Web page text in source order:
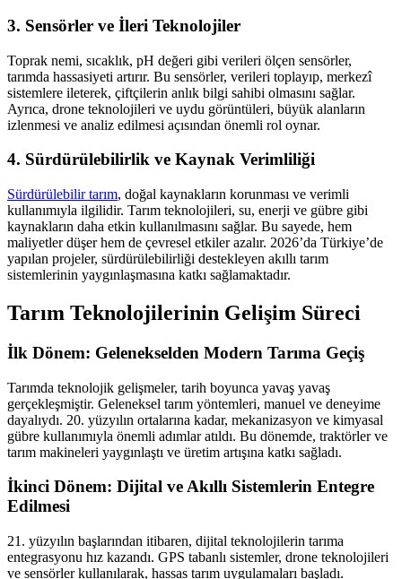
3. Sensörler ve İleri Teknolojiler
Toprak nemi, sıcaklık, pH değeri gibi verileri ölçen sensörler,
tarımda hassasiyeti artırır. Bu sensörler, verileri toplayıp, merkezî
sistemlere ileterek, çiftçilerin anlık bilgi sahibi olmasını sağlar.
Ayrıca, drone teknolojileri ve uydu görüntüleri, büyük alanların
izlenmesi ve analiz edilmesi açısından önemli rol oynar.
4. Sürdürülebilirlik ve Kaynak Verimliliği
Sürdürülebilir tarım, doğal kaynakların korunması ve verimli
kullanımıyla ilgilidir. Tarım teknolojileri, su, enerji ve gübre gibi
kaynakların daha etkin kullanılmasını sağlar. Bu sayede, hem
maliyetler düşer hem de çevresel etkiler azalır. 2026’da Türkiye’de
yapılan projeler, sürdürülebilirliği destekleyen akıllı tarım
sistemlerinin yaygınlaşmasına katkı sağlamaktadır.
Tarım Teknolojilerinin Gelişim Süreci
İlk Dönem: Gelenekselden Modern Tarıma Geçiş
Tarımda teknolojik gelişmeler, tarih boyunca yavaş yavaş
gerçekleşmiştir. Geleneksel tarım yöntemleri, manuel ve deneyime
dayalıydı. 20. yüzyılın ortalarına kadar, mekanizasyon ve kimyasal
gübre kullanımıyla önemli adımlar atıldı. Bu dönemde, traktörler ve
tarım makineleri yaygınlaştı ve üretim artışına katkı sağladı.
İkinci Dönem: Dijital ve Akıllı Sistemlerin Entegre
Edilmesi
21. yüzyılın başlarından itibaren, dijital teknolojilerin tarıma
entegrasyonu hız kazandı. GPS tabanlı sistemler, drone teknolojileri
ve sensörler kullanılarak, hassas tarım uygulamaları başladı.